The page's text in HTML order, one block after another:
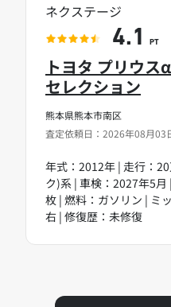
熊本県熊本市南区
査定依頼日：2026年08月03
トヨタ プリウス
セレクション
年式：2012年 | 走行：
ク)系 | 車検：2027年5月
枚 | 燃料：ガソリン | ミ
右 | 修復歴：未修復
ネクステージ
4.1 PT